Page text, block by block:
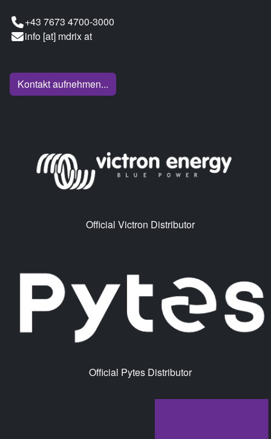
+43 7673 4700-3000
info [at] mdrix at
Kontakt aufnehmen...
Official Victron Distributor
Official Pytes Distributor